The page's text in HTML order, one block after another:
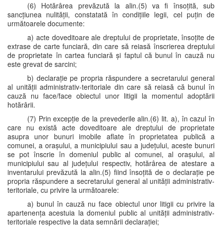
(6) Hotărârea prevăzută la alin.(5) va fi însoțită, sub
sancțiunea nulității, constatată în condițiile legii, cel puțin de
următoarele documente:
a) acte doveditoare ale dreptului de proprietate, însoțite de
extrase de carte funciară, din care să reiasă înscrierea dreptului
de proprietate în cartea funciară și faptul că bunul în cauză nu
este grevat de sarcini;
b) declarație pe propria răspundere a secretarului general
al unității administrativ-teritoriale din care să reiasă că bunul în
cauză nu face/face obiectul unor litigii la momentul adoptării
hotărârii.
(7) Prin excepție de la prevederile alin.(6) lit. a), în cazul în
care nu există acte doveditoare ale dreptului de proprietate
asupra unor bunuri imobile aflate în proprietatea publică a
comunei, a orașului, a municipiului sau a județului, aceste bunuri
se pot înscrie în domeniul public al comunei, al orașului, al
municipiului sau al județului respectiv, hotărârea de atestare a
inventarului prevăzută la alin.(5) fiind însoțită de o declarație pe
propria răspundere a secretarului general al unității administrativ-
teritoriale, cu privire la următoarele:
a) bunul în cauză nu face obiectul unor litigii cu privire la
apartenența acestuia la domeniul public al unității administrativ-
teritoriale respective la data semnării declarației;